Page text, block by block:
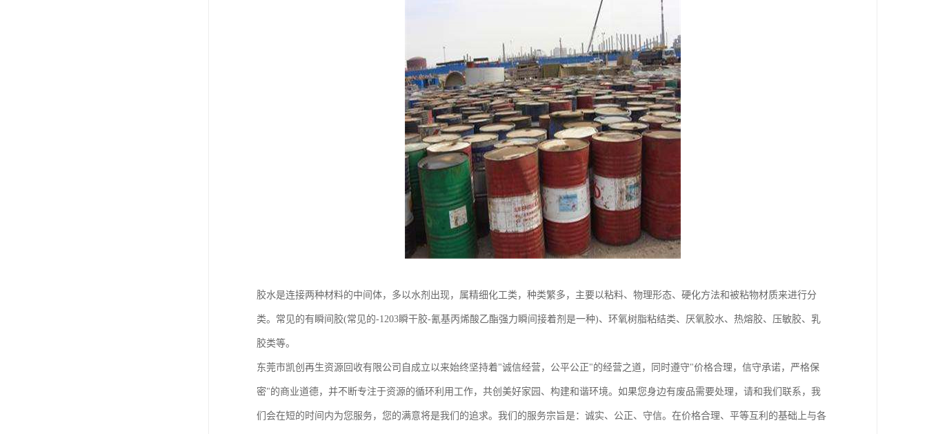
胶水是连接两种材料的中间体，多以水剂出现，属精细化工类，种类繁多，主要以粘料、物理形态、硬化方法和被粘物材质来进行分
类。常见的有瞬间胶(常见的-1203瞬干胶-氰基丙烯酸乙酯强力瞬间接着剂是一种)、环氧树脂粘结类、厌氧胶水、热熔胶、压敏胶、乳
胶类等。
东莞市凯创再生资源回收有限公司自成立以来始终坚持着"诚信经营，公平公正"的经营之道，同时遵守"价格合理，信守承诺，严格保
密"的商业道德，并不断专注于资源的循环利用工作，共创美好家园、构建和谐环境。如果您身边有废品需要处理，请和我们联系，我
们会在短的时间内为您服务，您的满意将是我们的追求。我们的服务宗旨是：诚实、公正、守信。在价格合理、平等互利的基础上与各